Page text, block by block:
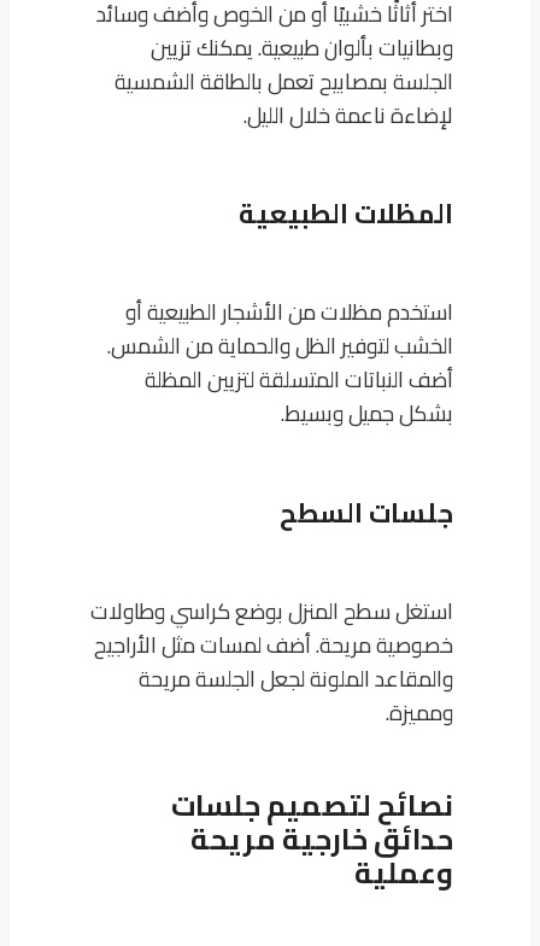
اختر أثاثًا خشبيًا أو من الخوص وأضف وسائد
وبطانيات بألوان طبيعية. يمكنك تزيين
الجلسة بمصابيح تعمل بالطاقة الشمسية
لإضاءة ناعمة خلال الليل.
المظلات الطبيعية
استخدم مظلات من الأشجار الطبيعية أو
الخشب لتوفير الظل والحماية من الشمس.
أضف النباتات المتسلقة لتزيين المظلة
بشكل جميل وبسيط.
جلسات السطح
استغل سطح المنزل بوضع كراسي وطاولات
خصوصية مريحة. أضف لمسات مثل الأراجيح
والمقاعد الملونة لجعل الجلسة مريحة
ومميزة.
نصائح لتصميم جلسات
حدائق خارجية مريحة
وعملية